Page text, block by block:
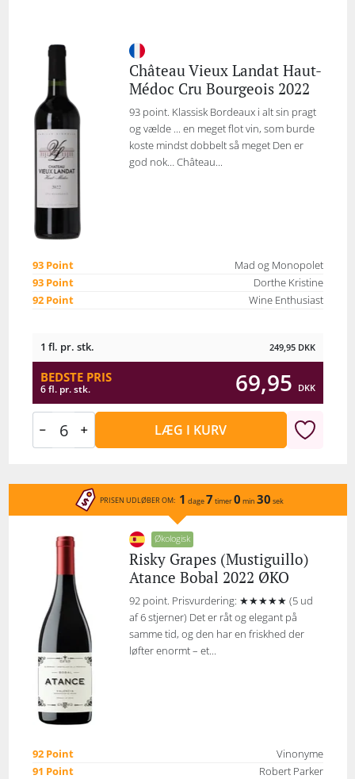
Château Vieux Landat Haut-
Médoc Cru Bourgeois 2022
93 point. Klassisk Bordeaux i alt sin pragt
og vælde ... en meget flot vin, som burde
koste mindst dobbelt så meget Den er
god nok… Château...
93 Point
Mad og Monopolet
93 Point
Dorthe Kristine
92 Point
Wine Enthusiast
1 fl. pr. stk. 249,95 DKK
BEDSTE PRIS
6 fl. pr. stk. 69,95 DKK
LÆG I KURV
PRISEN UDLØBER OM: 1 dage7 timer0 min 30 sek
Økologisk
Risky Grapes (Mustiguillo)
Atance Bobal 2022 ØKO
92 point. Prisvurdering: ★★★★★ (5 ud
af 6 stjerner) Det er råt og elegant på
samme tid, og den har en friskhed der
løfter enormt – et...
92 Point
Vinonyme
91 Point
Robert Parker